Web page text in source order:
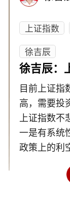
上证指数
徐吉辰
徐吉辰：
目前上证指
高，需要投
上证指数不
一是有系统
政策上的利